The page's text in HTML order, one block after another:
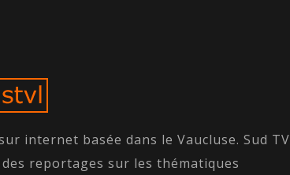
internet basée dans le Vaucluse. Sud TV
reportages sur les thématiques